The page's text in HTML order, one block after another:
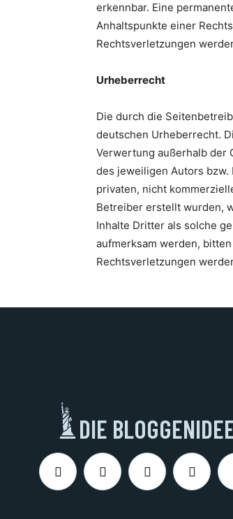
erkennbar. Eine
Anhaltspunkte einer
Rechtsverletzungen
Urheberrecht
Die durch die
deutschen Urheberrecht.
Verwertung außerhalb der
des jeweiligen Autors
privaten, nicht
Betreiber erstellt wurden,
Inhalte Dritter als solche
aufmerksam werden,
Rechtsverletzungen
DIE